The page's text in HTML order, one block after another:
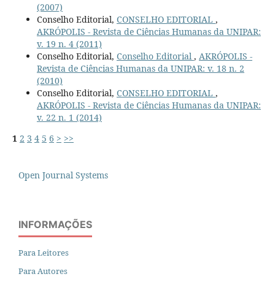
(2007)
Conselho Editorial, CONSELHO EDITORIAL ,
AKRÓPOLIS - Revista de Ciências Humanas da UNIPAR:
v. 19 n. 4 (2011)
Conselho Editorial, Conselho Editorial , AKRÓPOLIS -
Revista de Ciências Humanas da UNIPAR: v. 18 n. 2
(2010)
Conselho Editorial, CONSELHO EDITORIAL ,
AKRÓPOLIS - Revista de Ciências Humanas da UNIPAR:
v. 22 n. 1 (2014)
1 2 3 4 5 6 > >>
Open Journal Systems
INFORMAÇÕES
Para Leitores
Para Autores